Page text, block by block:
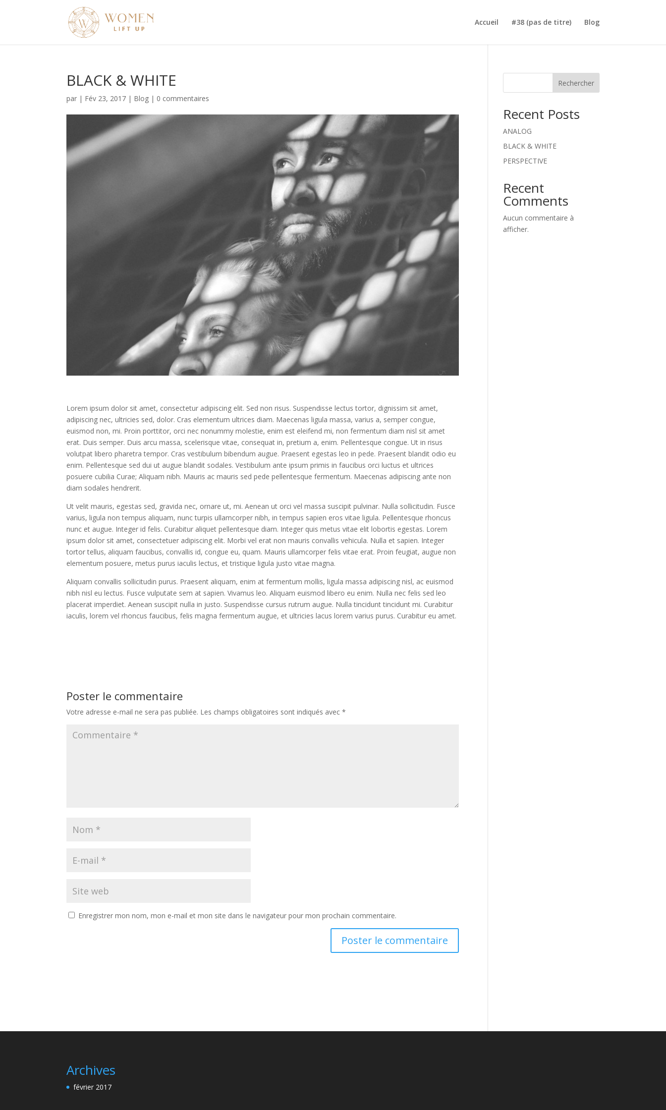
Accueil #38 (pas de titre) Blog
BLACK & WHITE
par | Fév 23, 2017 | Blog | 0 commentaires
Lorem ipsum dolor sit amet, consectetur adipiscing elit. Sed non risus. Suspendisse lectus tortor, dignissim sit amet,
adipiscing nec, ultricies sed, dolor. Cras elementum ultrices diam. Maecenas ligula massa, varius a, semper congue,
euismod non, mi. Proin porttitor, orci nec nonummy molestie, enim est eleifend mi, non fermentum diam nisl sit amet
erat. Duis semper. Duis arcu massa, scelerisque vitae, consequat in, pretium a, enim. Pellentesque congue. Ut in risus
volutpat libero pharetra tempor. Cras vestibulum bibendum augue. Praesent egestas leo in pede. Praesent blandit odio eu
enim. Pellentesque sed dui ut augue blandit sodales. Vestibulum ante ipsum primis in faucibus orci luctus et ultrices
posuere cubilia Curae; Aliquam nibh. Mauris ac mauris sed pede pellentesque fermentum. Maecenas adipiscing ante non
diam sodales hendrerit.
Ut velit mauris, egestas sed, gravida nec, ornare ut, mi. Aenean ut orci vel massa suscipit pulvinar. Nulla sollicitudin. Fusce
varius, ligula non tempus aliquam, nunc turpis ullamcorper nibh, in tempus sapien eros vitae ligula. Pellentesque rhoncus
nunc et augue. Integer id felis. Curabitur aliquet pellentesque diam. Integer quis metus vitae elit lobortis egestas. Lorem
ipsum dolor sit amet, consectetuer adipiscing elit. Morbi vel erat non mauris convallis vehicula. Nulla et sapien. Integer
tortor tellus, aliquam faucibus, convallis id, congue eu, quam. Mauris ullamcorper felis vitae erat. Proin feugiat, augue non
elementum posuere, metus purus iaculis lectus, et tristique ligula justo vitae magna.
Aliquam convallis sollicitudin purus. Praesent aliquam, enim at fermentum mollis, ligula massa adipiscing nisl, ac euismod
nibh nisl eu lectus. Fusce vulputate sem at sapien. Vivamus leo. Aliquam euismod libero eu enim. Nulla nec felis sed leo
placerat imperdiet. Aenean suscipit nulla in justo. Suspendisse cursus rutrum augue. Nulla tincidunt tincidunt mi. Curabitur
iaculis, lorem vel rhoncus faucibus, felis magna fermentum augue, et ultricies lacus lorem varius purus. Curabitur eu amet.
Poster le commentaire
Votre adresse e-mail ne sera pas publiée. Les champs obligatoires sont indiqués avec*
Enregistrer mon nom, mon e-mail et mon site dans le navigateur pour mon prochain commentaire.
e
:
Rechercher
Recent Posts
ANALOG
BLACK & WHITE
PERSPECTIVE
Recent
Comments
Aucun commentaire à
afficher.
Archives
février 2017